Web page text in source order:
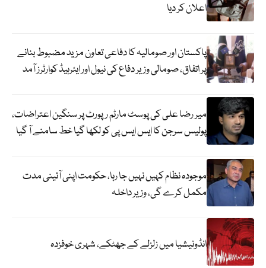
اعلان کر دیا
پاکستان اور صومالیہ کا دفاعی تعاون مزید مضبوط بنانے
پر اتفاق، صومالی وزیر دفاع کی نیول اور ایئرہیڈ کوارٹرز آمد
میر رضا علی کی پوسٹ مارٹم رپورٹ پر سنگین اعتراضات،
پولیس سرجن کا ایس ایس پی کو لکھا گیا خط سامنے آ گیا
موجودہ نظام کہیں نہیں جا رہا، حکومت اپنی آئینی مدت
مکمل کرے گی، وزیر داخلہ
انڈونیشیا میں زلزلے کے جھٹکے، شہری خوفزدہ